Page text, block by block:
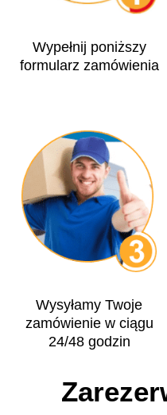
Wypełnij poniższy
formularz zamówienia
Wysyłamy Twoje
zamówienie w ciągu
24/48 godzin